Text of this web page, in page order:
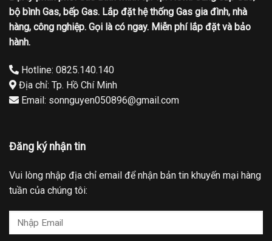
bộ bình Gas, bếp Gas. Lắp đặt hệ thống Gas gia đình, nhà
hàng, công nghiệp. Gọi là có ngay. Miễn phí lắp đặt và bảo
hành.
Hotline: 0825.140.140
Địa chỉ: Tp. Hồ Chí Minh
Email: sonnguyen050896@gmail.com
Đăng ký nhận tin
Vui lòng nhập địa chỉ email để nhận bản tin khuyến mại hàng
tuần của chúng tôi: